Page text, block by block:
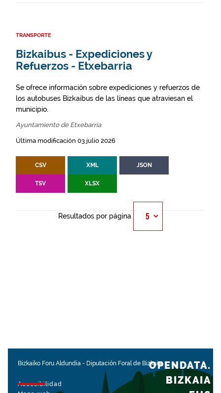
TRANSPORTE
Bizkaibus - Expediciones y
Refuerzos - Etxebarria
Se ofrece información sobre expediciones y refuerzos de
los autobuses Bizkaibus de las líneas que atraviesan el
municipio.
Ayuntamiento de Etxebarria
Última modificación 03 julio 2026
CSV XML JSON
TSV XLSX
Resultados por página
Bizkaiko Foru Aldundia - Diputación Foral de Bizkaia
Accesibilidad
OPENDATA.
BIZKAIA